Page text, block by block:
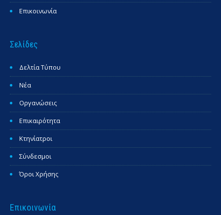
Επικοινωνία
Σελίδες
Δελτία Τύπου
Νέα
Οργανώσεις
Επικαιρότητα
Κτηνίατροι
Σύνδεσμοι
Όροι Χρήσης
Επικοινωνία